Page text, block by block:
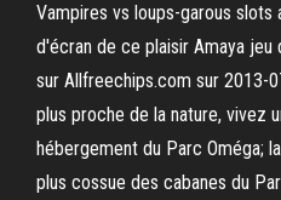
Vampires vs loups-garous
d'écran de ce plaisir Amaya jeu
sur Allfreechips.com sur 2013-
plus proche de la nature, vivez
hébergement du Parc Oméga;
plus cossue des cabanes du